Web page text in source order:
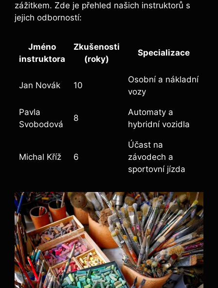
zážitkem. Zde je přehled našich ⁤instruktorů s
jejich odborností:
Jméno⁤
instruktora
Zkušenosti
(roky)
Specializace
Jan‌ Novák 10
Osobní a nákladní
vozy
Pavla
Svobodová
8
Automaty a
hybridní vozidla
Michal Kříž 6
Účast na
závodech a
sportovní jízda